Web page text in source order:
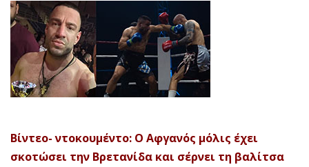
Βίντεο- ντοκουμέντο: Ο Αφγανός μόλις έχει
σκοτώσει την Βρετανίδα και σέρνει τη βαλίτσα